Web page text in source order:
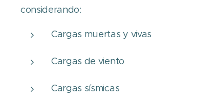
considerando:
Cargas muertas y vivas
Cargas de viento
Cargas sísmicas